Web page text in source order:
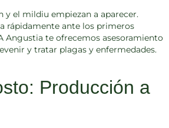
y el mildiu empiezan a aparecer.
rápidamente ante los primeros
Angustia te ofrecemos asesoramiento
y tratar plagas y enfermedades.
Producción a